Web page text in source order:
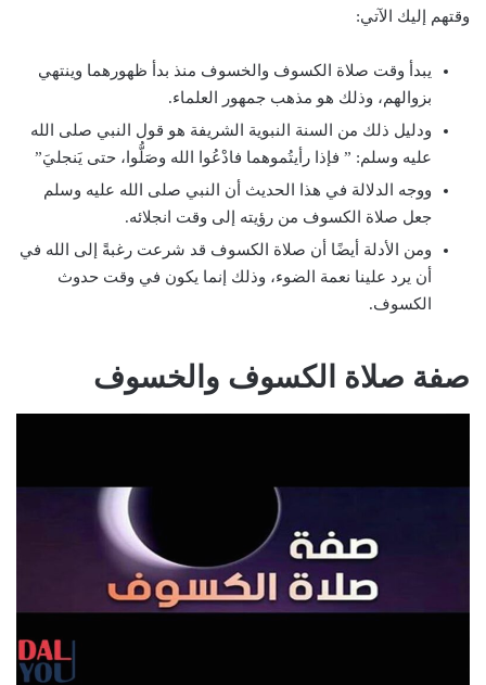
وقتهم إليك الآتي:
يبدأ وقت صلاة الكسوف والخسوف منذ بدأ ظهورهما وينتهي
بزوالهم، وذلك هو مذهب جمهور العلماء.
ودليل ذلك من السنة النبوية الشريفة هو قول النبي صلى الله
عليه وسلم: ” فإذا رأيتُموهما فادْعُوا الله وصَلُّوا، حتى يَنجليَ”
ووجه الدلالة في هذا الحديث أن النبي صلى الله عليه وسلم
جعل صلاة الكسوف من رؤيته إلى وقت انجلائه.
ومن الأدلة أيضًا أن صلاة الكسوف قد شرعت رغبةً إلى الله في
أن يرد علينا نعمة الضوء، وذلك إنما يكون في وقت حدوث
الكسوف.
صفة صلاة الكسوف والخسوف